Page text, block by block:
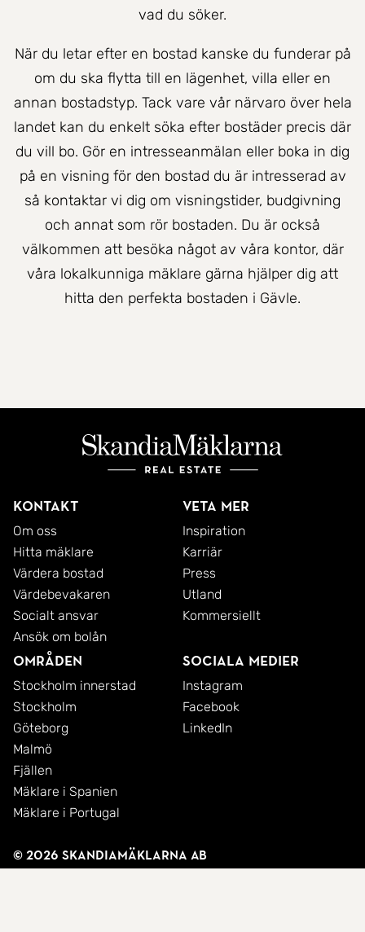
vad du söker.
När du letar efter en bostad kanske du funderar på
om du ska flytta till en lägenhet, villa eller en
annan bostadstyp. Tack vare vår närvaro över hela
landet kan du enkelt söka efter bostäder precis där
du vill bo. Gör en intresseanmälan eller boka in dig
på en visning för den bostad du är intresserad av
så kontaktar vi dig om visningstider, budgivning
och annat som rör bostaden. Du är också
välkommen att besöka något av våra kontor, där
våra lokalkunniga mäklare gärna hjälper dig att
hitta den perfekta bostaden i Gävle.
Kontakt
Om oss
Hitta mäklare
Värdera bostad
Värdebevakaren
Socialt ansvar
Ansök om bolån
Veta mer
Inspiration
Karriär
Press
Utland
Kommersiellt
Områden
Stockholm innerstad
Stockholm
Göteborg
Malmö
Fjällen
Mäklare i Spanien
Mäklare i Portugal
Sociala medier
Instagram
Facebook
LinkedIn
© 2026 SkandiaMäklarna AB